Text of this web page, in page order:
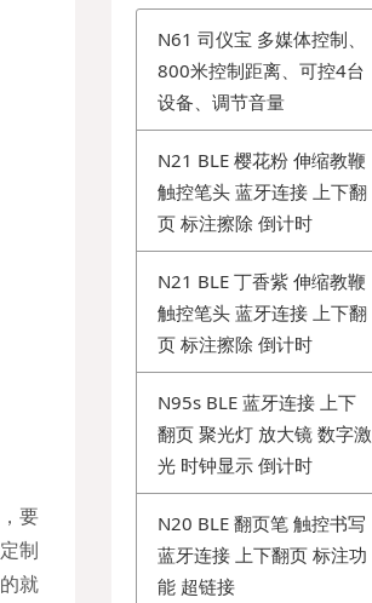
要
制
就
N61 司仪宝 多媒体控制、
800米控制距离、可控4台
设备、调节音量
N21 BLE 樱花粉 伸缩教鞭
触控笔头 蓝牙连接 上下翻
页 标注擦除 倒计时
N21 BLE 丁香紫 伸缩教鞭
触控笔头 蓝牙连接 上下翻
页 标注擦除 倒计时
N95s BLE 蓝牙连接 上下
翻页 聚光灯 放大镜 数字激
光 时钟显示 倒计时
N20 BLE 翻页笔 触控书写
蓝牙连接 上下翻页 标注功
能 超链接